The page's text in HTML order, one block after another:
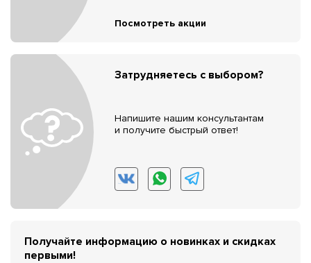
Посмотреть акции
Затрудняетесь с выбором?
Напишите нашим консультантам
и получите быстрый ответ!
Получайте информацию о новинках и скидках
первыми!